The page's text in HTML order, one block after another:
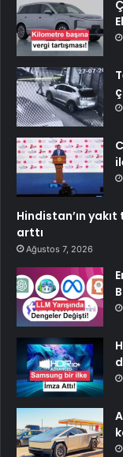
Hindistan’ın
arttı
Ağustos 7, 2026